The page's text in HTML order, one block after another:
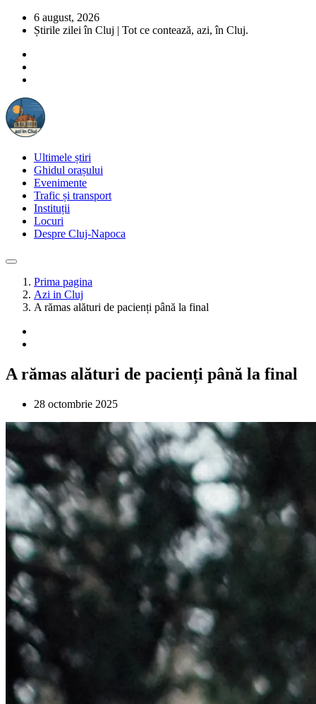
6 august, 2026
Știrile zilei în Cluj | Tot ce contează, azi, în Cluj.
Ultimele știri
Ghidul orașului
Evenimente
Trafic și transport
Instituții
Locuri
Despre Cluj-Napoca
Prima pagina
Azi in Cluj
A rămas alături de pacienți până la final
A rămas alături de pacienți până la final
28 octombrie 2025